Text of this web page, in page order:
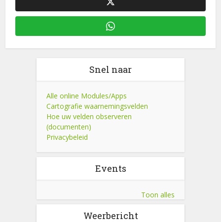
Snel naar
Alle online Modules/Apps
Cartografie waarnemingsvelden
Hoe uw velden observeren
(documenten)
Privacybeleid
Events
Toon alles
Weerbericht